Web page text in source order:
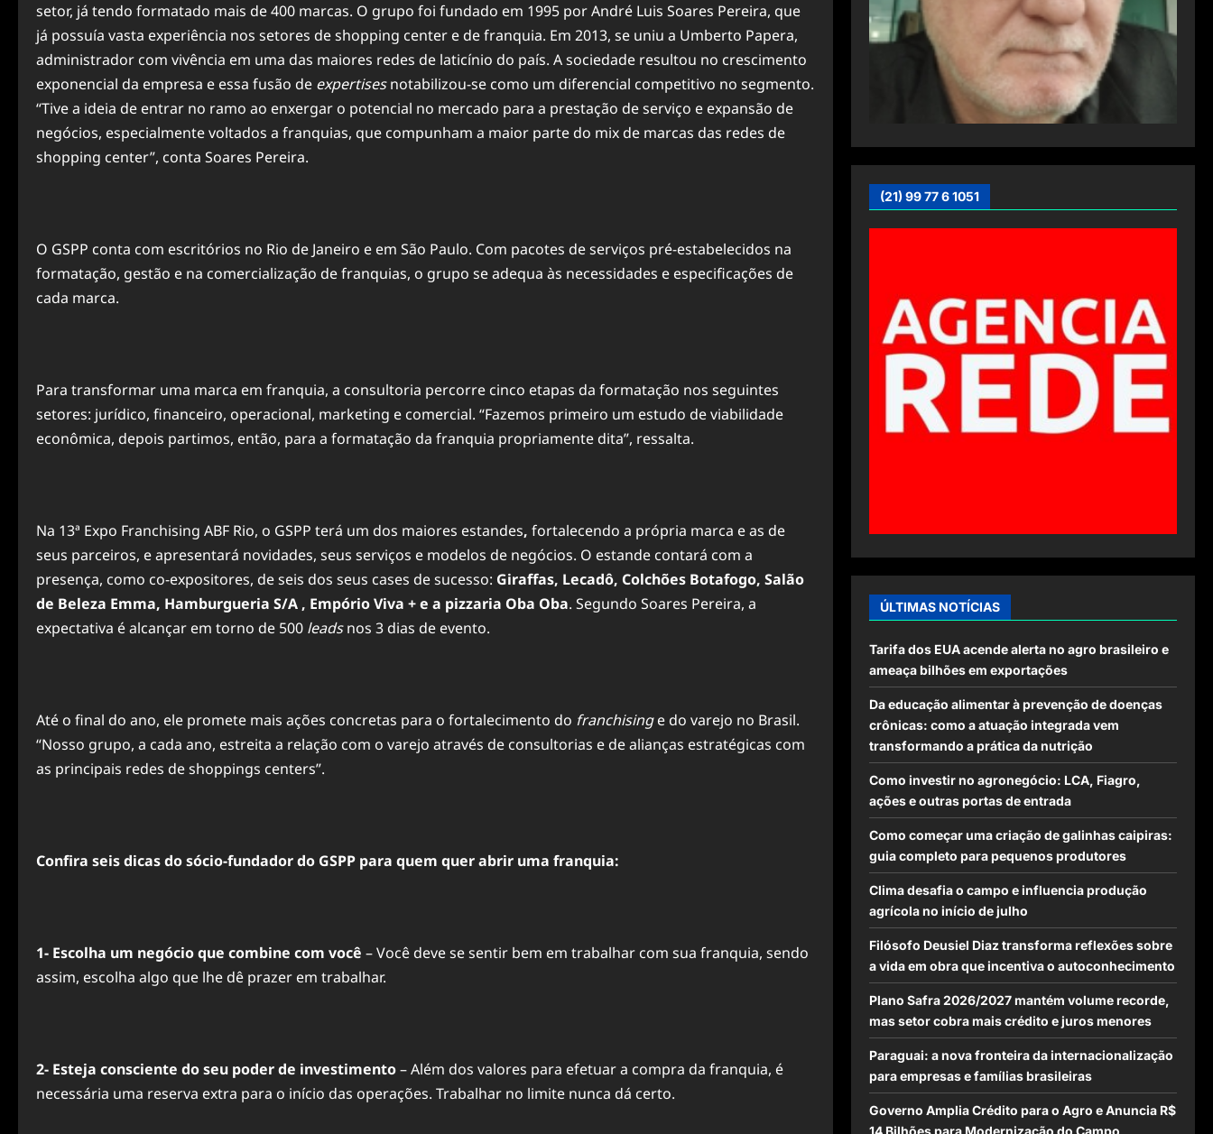
setor, já tendo formatado mais de 400 marcas. O grupo foi fundado em 1995 por André Luis Soares Pereira, que
já possuía vasta experiência nos setores de shopping center e defranquia. Em 2013, se uniu a Umberto Papera,
administrador com vivência em uma das maiores redes de laticínio do país. A sociedade resultou no crescimento
exponencial da empresa e essa fusão de expertisesnotabilizou-se como um diferencial competitivo no segmento.
“Tive a ideia de entrar no ramo ao enxergar o potencial no mercado para a prestação de serviço e expansão de
negócios, especialmente voltados a franquias, que compunham a maior parte do mix de marcas das redes de
shopping center”, conta Soares Pereira.
O GSPP conta com escritórios no Rio de Janeiro e em São Paulo. Com pacotes de serviços pré-estabelecidos na
formatação, gestão e na comercialização defranquias, o grupo se adequa às necessidades e especificações de
cada marca.
Para transformar uma marca em franquia, a consultoria percorre cinco etapas da formatação nos seguintes
setores: jurídico, financeiro, operacional, marketing e comercial. “Fazemos primeiro um estudo de viabilidade
econômica, depois partimos, então, para a formatação da franquia propriamente dita”, ressalta.
Na 13ª Expo Franchising ABF Rio, o GSPP terá um dos maiores estandes, fortalecendo a própria marca e as de
seus parceiros, e apresentará novidades, seus serviços e modelos de negócios. O estande contará com a
presença, como co-expositores, de seis dos seus cases de sucesso: Giraffas, Lecadô, Colchões Botafogo, Salão
de Beleza Emma, Hamburgueria S/A , Empório Viva + e a pizzaria Oba Oba. Segundo Soares Pereira, a
expectativa é alcançar em torno de 500 leadsnos 3 dias de evento.
Até o final do ano, ele promete mais ações concretas para o fortalecimento do franchisinge do varejo no Brasil.
“Nosso grupo, a cada ano, estreita a relação com o varejo através de consultorias e de alianças estratégicas com
as principais redes de shoppings centers”.
Confira seis dicas do sócio-fundador do GSPP para quem quer abrir uma franquia:
1- Escolha um negócio que combine com você – Você deve se sentir bem em trabalhar com sua franquia, sendo
assim, escolha algo que lhe dê prazer em trabalhar.
2- Esteja consciente do seu poder de investimento– Além dos valores para efetuar a compra da franquia, é
necessária uma reserva extra para o início das operações. Trabalhar no limite nunca dá certo.
(21) 99 77 6 1051
ÚLTIMAS NOTÍCIAS
Tarifa dos EUA acende alerta no agro brasileiro e
ameaça bilhões em exportações
Da educação alimentar à prevenção de doenças
crônicas: como a atuação integrada vem
transformando a prática da nutrição
Como investir no agronegócio: LCA, Fiagro,
ações e outras portas de entrada
Como começar uma criação de galinhas caipiras:
guia completo para pequenos produtores
Clima desafia o campo e influencia produção
agrícola no início de julho
Filósofo Deusiel Diaz transforma reflexões sobre
a vida em obra que incentiva o autoconhecimento
Plano Safra 2026/2027 mantém volume recorde,
mas setor cobra mais crédito e juros menores
Paraguai: a nova fronteira da internacionalização
para empresas e famílias brasileiras
Governo Amplia Crédito para o Agro e Anuncia R$
14 Bilhões para Modernização do Campo